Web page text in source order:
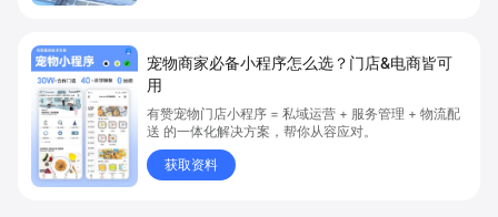
宠物商家必备小程序怎么选？门店&电商皆可
用
有赞宠物门店小程序 = 私域运营 + 服务管理 + 物流配
送 的一体化解决方案，帮你从容应对。
获取资料